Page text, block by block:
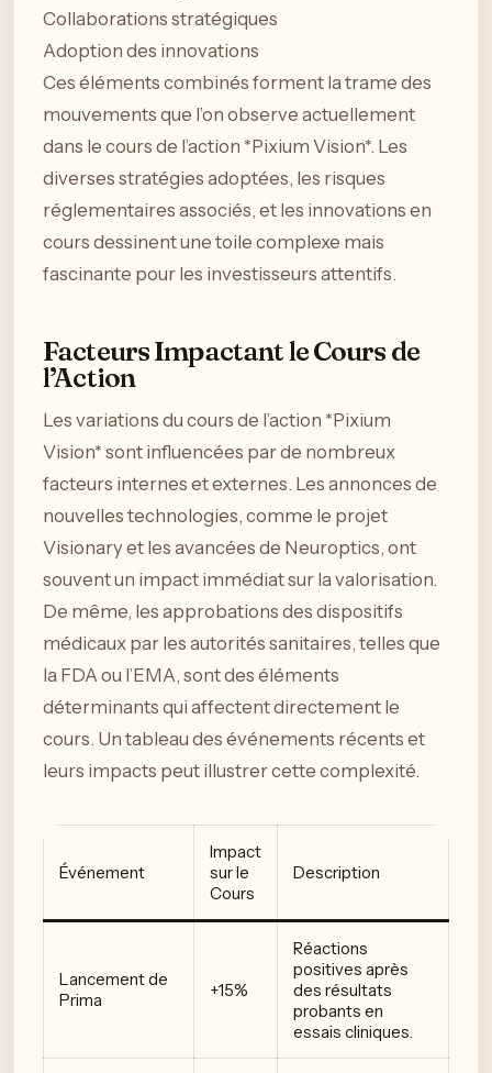
Collaborations stratégiques
Adoption des innovations
Ces éléments combinés forment la trame des
mouvements que l’on observe actuellement
dans le cours de l’action *Pixium Vision*. Les
diverses stratégies adoptées, les risques
réglementaires associés, et les innovations en
cours dessinent une toile complexe mais
fascinante pour les investisseurs attentifs.
Facteurs Impactant le Cours de
l’Action
Les variations du cours de l’action *Pixium
Vision* sont influencées par de nombreux
facteurs internes et externes. Les annonces de
nouvelles technologies, comme le projet
Visionary et les avancées de Neuroptics, ont
souvent un impact immédiat sur la valorisation.
De même, les approbations des dispositifs
médicaux par les autorités sanitaires, telles que
la FDA ou l’EMA, sont des éléments
déterminants qui affectent directement le
cours. Un tableau des événements récents et
leurs impacts peut illustrer cette complexité.
Événement
Impact
sur le
Cours
Description
Lancement de
Prima
+15%
Réactions
positives après
des résultats
probants en
essais cliniques.